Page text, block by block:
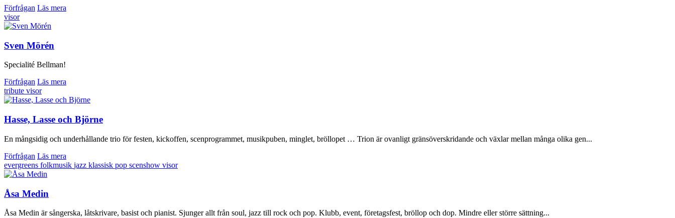
Förfrågan Läs mera
visor
Sven Mörén
Specialité Bellman!
Förfrågan Läs mera
tribute visor
Hasse, Lasse och Björne
En mångsidig och underhållande trio för festen, kickoffen, scenprogrammet, musikpuben, minglet, bröllopet … Trion är ovanligt gränsöverskridande och växlar mellan många olika gen...
Förfrågan Läs mera
evergreens folkmusik jazz klassisk pop scenshow visor
Åsa Medin
Åsa Medin är sångerska, låtskrivare, basist och pianist. Sjunger allt från soul, jazz till rock och pop. Klubb, event, företagsfest, bröllop och dop. Mindre eller större sättning...